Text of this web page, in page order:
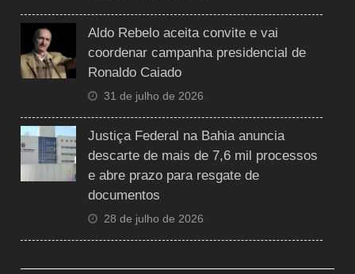
Aldo Rebelo aceita convite e vai
coordenar campanha presidencial de
Ronaldo Caiado
31 de julho de 2026
Justiça Federal na Bahia anuncia
descarte de mais de 7,6 mil processos
e abre prazo para resgate de
documentos
28 de julho de 2026